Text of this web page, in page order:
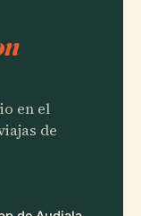
en el
de